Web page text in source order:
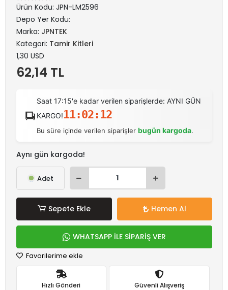
Ürün Kodu: JPN-LM2596
Depo Yer Kodu:
Marka: JPNTEK
Kategori: Tamir Kitleri
1,30 USD
62,14 TL
Saat 17:15'e kadar verilen siparişlerde: AYNI GÜN
KARGO!11:02:12
Bu süre içinde verilen siparişler bugün kargoda.
Aynı gün kargoda!
Adet
Sepete Ekle Hemen Al
WHATSAPP İLE SİPARİŞ VER
Favorilerime ekle
Hızlı Gönderi Güvenli Alışveriş